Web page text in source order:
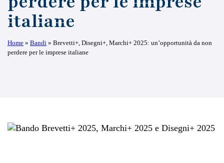
italiane
Home » Bandi » Brevetti+, Disegni+, Marchi+ 2025: un’opportunità da non
perdere per le imprese italiane